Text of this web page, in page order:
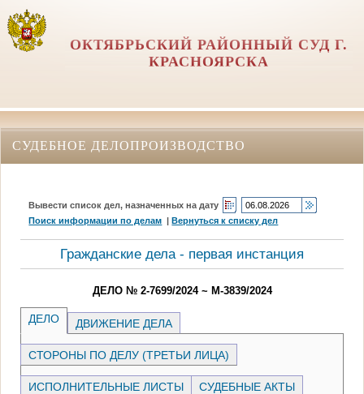
ОКТЯБРЬСКИЙ РАЙОННЫЙ СУД Г.
КРАСНОЯРСКА
СУДЕБНОЕ ДЕЛОПРОИЗВОДСТВО
Вывести список дел, назначенных на дату
Поиск информации по делам |Вернуться к списку дел
Гражданские дела - первая инстанция
ДЕЛО № 2-7699/2024 ~ М-3839/2024
ДЕЛО ДВИЖЕНИЕ ДЕЛА
СТОРОНЫ ПО ДЕЛУ (ТРЕТЬИ ЛИЦА)
ИСПОЛНИТЕЛЬНЫЕ ЛИСТЫ СУДЕБНЫЕ АКТЫ